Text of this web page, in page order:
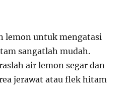
lemon untuk mengatasi
sangatlah mudah.
air lemon segar dan
jerawat atau flek hitam